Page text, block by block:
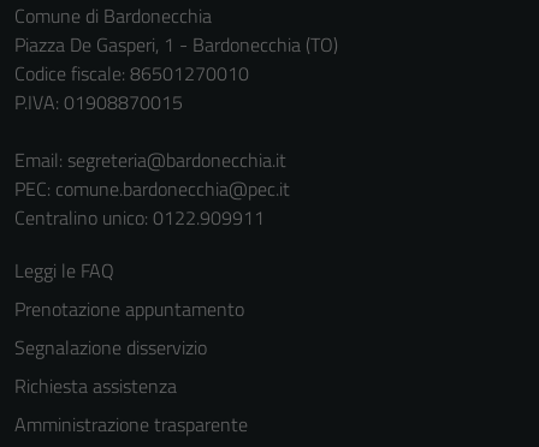
Comune di Bardonecchia
Piazza De Gasperi, 1 - Bardonecchia (TO)
Codice fiscale: 86501270010
P.IVA: 01908870015
Email: segreteria@bardonecchia.it
PEC: comune.bardonecchia@pec.it
Centralino unico: 0122.909911
Leggi le FAQ
Prenotazione appuntamento
Segnalazione disservizio
Richiesta assistenza
Amministrazione trasparente
impostati da
una serie di